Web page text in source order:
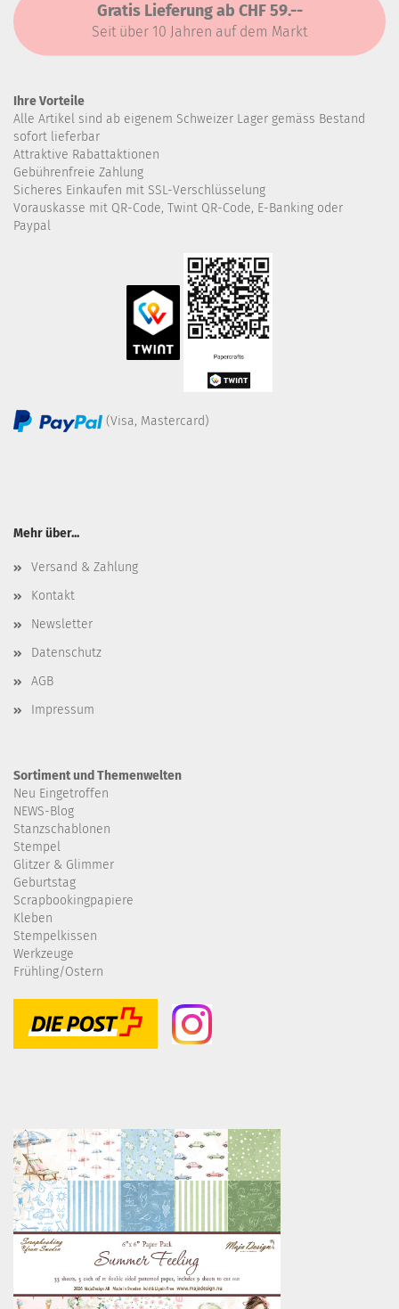
Gratis Lieferung ab CHF 59.--
Seit über 10 Jahren auf dem Markt
Ihre Vorteile
Alle Artikel sind ab eigenem Schweizer Lager gemäss Bestand
sofort lieferbar
Attraktive Rabattaktionen
Gebührenfreie Zahlung
Sicheres Einkaufen mit SSL-Verschlüsselung
Vorauskasse mit QR-Code, Twint QR-Code, E-Banking oder
Paypal
(Visa, Mastercard)
Mehr über...
Versand & Zahlung
Kontakt
Newsletter
Datenschutz
AGB
Impressum
Sortiment und Themenwelten
Neu Eingetroffen
NEWS-Blog
Stanzschablonen
Stempel
Glitzer & Glimmer
Geburtstag
Scrapbookingpapiere
Kleben
Stempelkissen
Werkzeuge
Frühling/Ostern